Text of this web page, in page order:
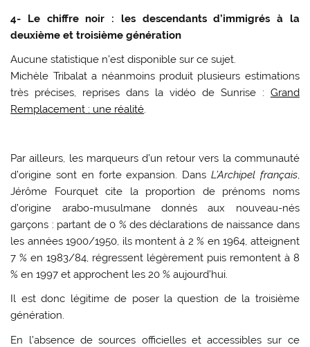
4- Le chiffre noir : les descendants d’immigrés à la
deuxième et troisième génération
Aucune statistique n’est disponible sur ce sujet.
Michèle Tribalat a néanmoins produit plusieurs estimations
très précises, reprises dans la vidéo de Sunrise : Grand
Remplacement : une réalité.
Par ailleurs, les marqueurs d’un retour vers la communauté
d’origine sont en forte expansion. DansL’Archipel français,
Jérôme Fourquet cite la proportion de prénoms noms
d’origine arabo-musulmane donnés aux nouveau-nés
garçons : partant de 0 % des déclarations de naissance dans
les années 1900/1950, ils montent à 2 % en 1964, atteignent
7 % en 1983/84, régressent légèrement puis remontent à 8
% en 1997 et approchent les 20 % aujourd’hui.
Il est donc légitime de poser la question de la troisième
génération.
En l’absence de sources officielles et accessibles sur ce